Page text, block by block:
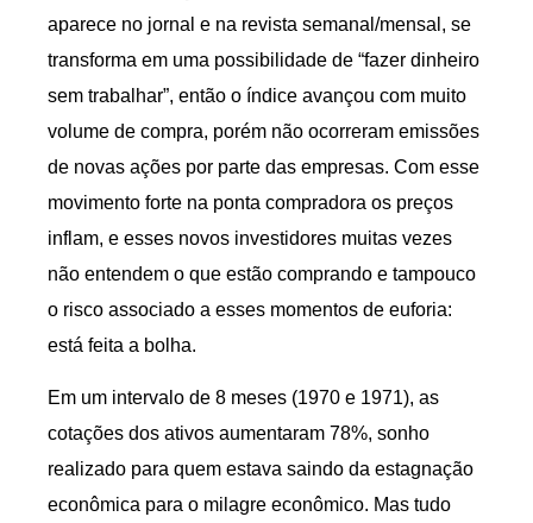
aparece no jornal e na revista semanal/mensal, se
transforma em uma possibilidade de “fazer dinheiro
sem trabalhar”, então o índice avançou com muito
volume de compra, porém não ocorreram emissões
de novas ações por parte das empresas. Com esse
movimento forte na ponta compradora os preços
inflam, e esses novos investidores muitas vezes
não entendem o que estão comprando e tampouco
o risco associado a esses momentos de euforia:
está feita a bolha.
Em um intervalo de 8 meses (1970 e 1971), as
cotações dos ativos aumentaram 78%, sonho
realizado para quem estava saindo da estagnação
econômica para o milagre econômico. Mas tudo